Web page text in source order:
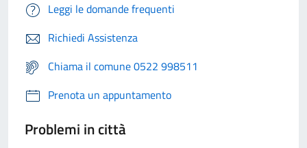
Leggi le domande frequenti
Richiedi Assistenza
Chiama il comune 0522 998511
Prenota un appuntamento
Problemi in città